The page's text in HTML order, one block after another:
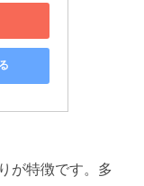
が特徴です。多